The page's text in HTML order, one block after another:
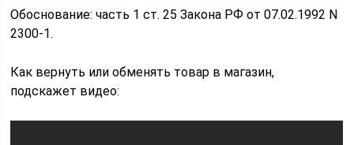
Обоснование: часть 1 ст. 25 Закона РФ от 07.02.1992 N
2300-1.
Как вернуть или обменять товар в магазин,
подскажет видео: